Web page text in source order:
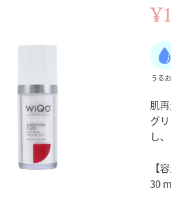
うる
肌
グ
し
【
30